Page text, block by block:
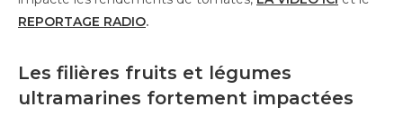
REPORTAGE RADIO.
Les filières fruits et légumes
ultramarines fortement impactées